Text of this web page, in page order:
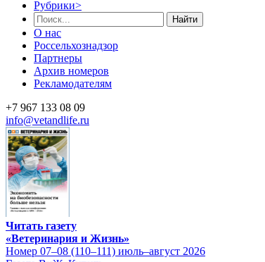
Рубрики>
Найти
О нас
Россельхознадзор
Партнеры
Архив номеров
Рекламодателям
+7 967 133 08 09
info@vetandlife.ru
Читать газету
«Ветеринария и Жизнь»
Номер 07–08 (110–111) июль–август 2026